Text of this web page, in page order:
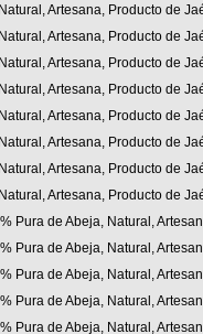
Artesana, Producto de
Artesana, Producto de
Artesana, Producto de
Artesana, Producto de
Artesana, Producto de
Artesana, Producto de
Artesana, Producto de
Artesana, Producto de
Pura de Abeja, Natural,
Pura de Abeja, Natural,
Pura de Abeja, Natural,
Pura de Abeja, Natural,
Pura de Abeja, Natural,